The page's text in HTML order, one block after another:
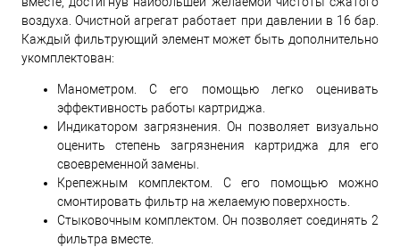
воздуха. Очистной агрегат работает при давлении в 16 бар.
Каждый фильтрующий элемент может быть дополнительно
укомплектован:
Манометром. С его помощью легко оценивать
эффективность работы картриджа.
Индикатором загрязнения. Он позволяет визуально
оценить степень загрязнения картриджа для его
своевременной замены.
Крепежным комплектом. С его помощью можно
смонтировать фильтр на желаемую поверхность.
Стыковочным комплектом. Он позволяет соединять 2
фильтра вместе.